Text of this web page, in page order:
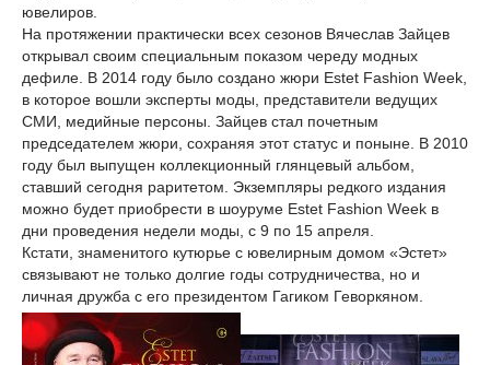
ювелиров.
На протяжении практически всех сезонов Вячеслав Зайцев
открывал своим специальным показом череду модных
дефиле. В 2014 году было создано жюри Estet Fashion Week,
в которое вошли эксперты моды, представители ведущих
СМИ, медийные персоны. Зайцев стал почетным
председателем жюри, сохраняя этот статус и поныне. В 2010
году был выпущен коллекционный глянцевый альбом,
ставший сегодня раритетом. Экземпляры редкого издания
можно будет приобрести в шоуруме Estet Fashion Week в
дни проведения недели моды, с 9 по 15 апреля.
Кстати, знаменитого кутюрье с ювелирным домом «Эстет»
связывают не только долгие годы сотрудничества, но и
личная дружба с его президентом Гагиком Геворкяном.